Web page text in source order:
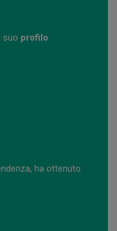
suo profilo
ha ottenuto